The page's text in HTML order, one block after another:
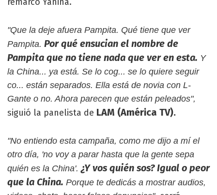
"Que la deje afuera Pampita. Qué tiene que ver
Pampita. Por qué ensucian el nombre de
Pampita que no tiene nada que ver en esta. Y
la China... ya está. Se lo cog... se lo quiere seguir
co... están separados. Ella está de novia con L-
Gante o no. Ahora parecen que están peleados",
siguió la panelista de LAM (América TV).
"No entiendo esta campaña, como me dijo a mí el
otro día, 'no voy a parar hasta que la gente sepa
quién es la China'.¿Y vos quién sos? Igual o peor
que la China. Porque te dedicás a mostrar audios,